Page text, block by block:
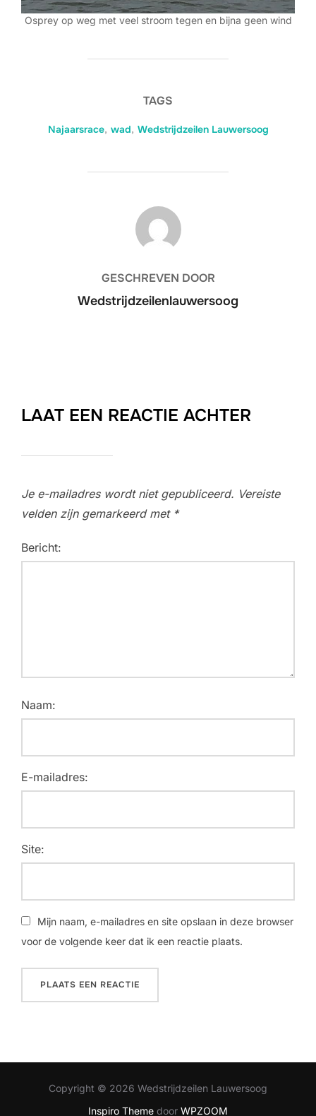
Osprey op weg met veel stroom tegen en bijna geen wind
TAGS
Najaarsrace, wad, Wedstrijdzeilen Lauwersoog
BERICHTAUTEUR
GESCHREVEN DOOR
Wedstrijdzeilenlauwersoog
LAAT EEN REACTIE ACHTER
Je e-mailadres wordt niet gepubliceerd. Vereiste
velden zijn gemarkeerd met *
Bericht:
Naam:
E-mailadres:
Site:
Mijn naam, e-mailadres en site opslaan in deze browser
voor de volgende keer dat ik een reactie plaats.
Copyright © 2026 Wedstrijdzeilen Lauwersoog
Inspiro Theme door WPZOOM